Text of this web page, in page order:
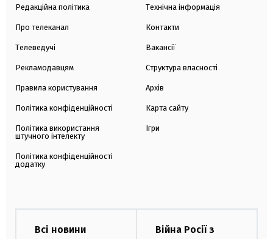
Редакційна політика
Про телеканал
Телеведучі
Рекламодавцям
Правила користування
Політика конфіденційності
Політика використання
штучного інтелекту
Політика конфіденційності
додатку
Технічна інформація
Контакти
Вакансії
Структура власності
Архів
Карта сайту
Ігри
Всі новини
Війна Росії з